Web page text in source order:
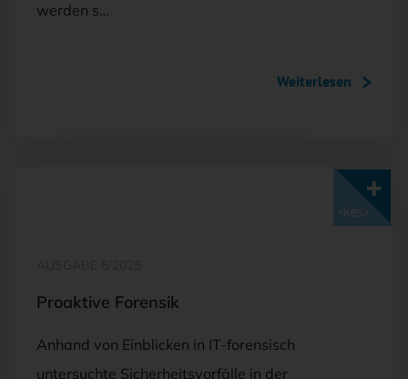
werden s…
Weiterlesen
Proaktive Forensik
Anhand von Einblicken in IT-forensisch
untersuchte Sicherheitsvorfälle in der